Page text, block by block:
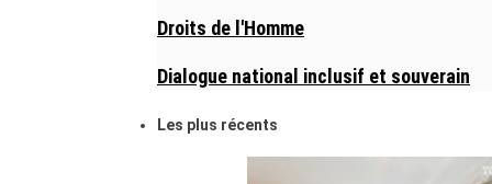
Droits de l'Homme
Dialogue national inclusif et souverain
Les plus récents